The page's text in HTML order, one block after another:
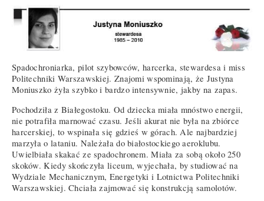
Spadochroniarka, pilot szybowców, harcerka, stewardesa i miss
Politechniki Warszawskiej. Znajomi wspominają, że Justyna
Moniuszko żyła szybko i bardzo intensywnie, jakby na zapas.
Pochodziła z Białegostoku. Od dziecka miała mnóstwo energii,
nie potrafiła marnować czasu. Jeśli akurat nie była na zbiórce
harcerskiej, to wspinała się gdzieś w górach. Ale najbardziej
marzyła o lataniu. Należała do białostockiego aeroklubu.
Uwielbiała skakać ze spadochronem. Miała za sobą około 250
skoków. Kiedy skończyła liceum, wyjechała, by studiować na
Wydziale Mechanicznym, Energetyki i Lotnictwa Politechniki
Warszawskiej. Chciała zajmować się konstrukcją samolotów.